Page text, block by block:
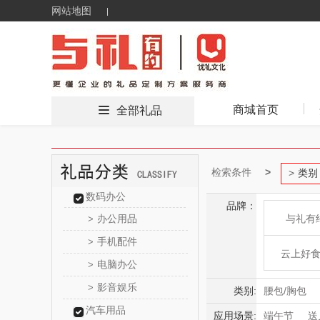
网站地图
全部礼品 商城首页
数码办公
> 办公用品
> 手机配件
> 电脑办公
> 影音娱乐
汽车用品
检索条件 类别
品牌：
与礼有
云上好
东方沁
类别:
腰包/胸包
双肩包/电脑
应用场景: 端午节 送